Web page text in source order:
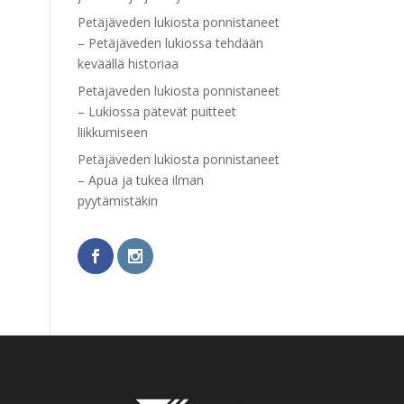
Petäjäveden lukiosta ponnistaneet
– Petäjäveden lukiossa tehdään
keväällä historiaa
Petäjäveden lukiosta ponnistaneet
– Lukiossa pätevät puitteet
liikkumiseen
Petäjäveden lukiosta ponnistaneet
– Apua ja tukea ilman
pyytämistäkin